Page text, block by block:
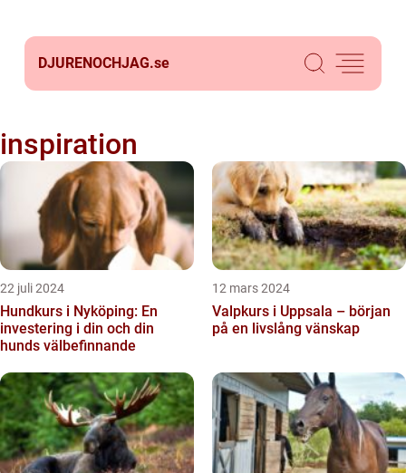
DJURENOCHJAG.se
inspiration
22 juli 2024
Hundkurs i Nyköping: En
investering i din och din
hunds välbefinnande
12 mars 2024
Valpkurs i Uppsala – början
på en livslång vänskap